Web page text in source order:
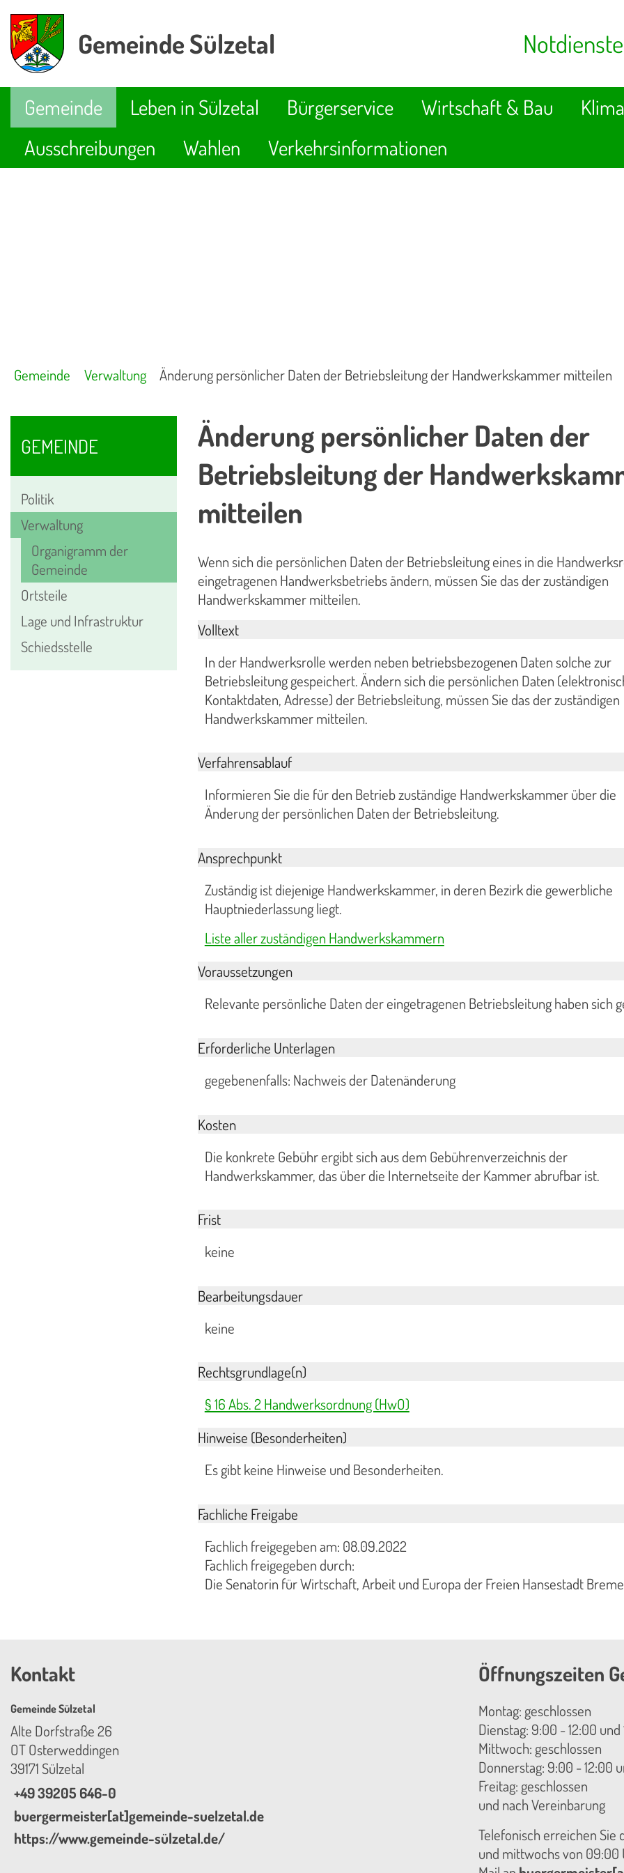
Gemeinde Sülzetal Notdienste
Gemeinde Leben in Sülzetal Bürgerservice Wirtschaft & Bau
Ausschreibungen
Wahlen Verkehrsinformationen
Gemeinde Verwaltung Änderung persönlicher Daten der Betriebsleitung der Handwerkskammer mitteilen
GEMEINDE
Politik
Verwaltung
Organigramm der
Gemeinde
Ortsteile
Lage und Infrastruktur
Schiedsstelle
Änderung persönlicher Daten der
Betriebsleitung der
mitteilen
Wenn sich die persönlichen Daten der Betriebsleitung eines in die
eingetragenen Handwerksbetriebs ändern, müssen Sie das der zuständigen
Handwerkskammer mitteilen.
Volltext
In der Handwerksrolle werden neben betriebsbezogenen Daten solche zur
Betriebsleitung gespeichert. Ändern sich die persönlichen Daten
Kontaktdaten, Adresse) der Betriebsleitung, müssen Sie das der zuständigen
Handwerkskammer mitteilen.
Verfahrensablauf
Informieren Sie die für den Betrieb zuständige Handwerkskammer über die
Änderung der persönlichen Daten der Betriebsleitung.
Ansprechpunkt
Zuständig ist diejenige Handwerkskammer, in deren Bezirk die gewerbliche
Hauptniederlassung liegt.
Liste aller zuständigen Handwerkskammern
Voraussetzungen
Relevante persönliche Daten der eingetragenen Betriebsleitung haben sich
Erforderliche Unterlagen
gegebenenfalls: Nachweis der Datenänderung
Kosten
Die konkrete Gebühr ergibt sich aus dem Gebührenverzeichnis der
Handwerkskammer, das über die Internetseite der Kammer abrufbar ist.
Frist
keine
Bearbeitungsdauer
keine
Rechtsgrundlage(n)
§ 16 Abs. 2 Handwerksordnung (HwO)
Hinweise (Besonderheiten)
Es gibt keine Hinweise und Besonderheiten.
Fachliche Freigabe
Fachlich freigegeben am: 08.09.2022
Fachlich freigegeben durch:
Die Senatorin für Wirtschaft, Arbeit und Europa der Freien Hansestadt
Kontakt
Gemeinde Sülzetal
Alte Dorfstraße 26
OT Osterweddingen
39171 Sülzetal
+49 39205 646-0
buergermeister[at]gemeinde-suelzetal.de
https://www.gemeinde-sülzetal.de/
Öffnungszeiten
Montag: geschlossen
Dienstag: 9:00 - 12:00
Mittwoch: geschlossen
Donnerstag: 9:00 - 12:00
Freitag: geschlossen
und nach Vereinbarung
Telefonisch erreichen Sie
und mittwochs von 09:00